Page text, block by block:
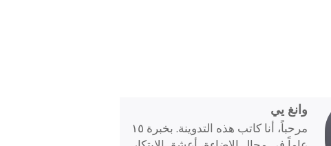
وانغ يي
مرحباً، أنا كاتب هذه التدوينة. بخبرة ١٥